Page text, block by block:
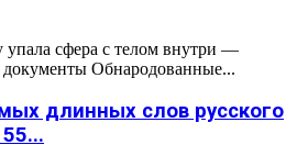
упала сфера с телом внутри —
документы Обнародованные...
длинных слов русского